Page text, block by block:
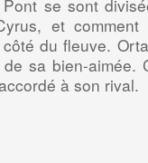
se sont
et
du fleuve.
sa bien-aimée.
à son rival.